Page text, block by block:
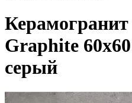
Graphite
серый